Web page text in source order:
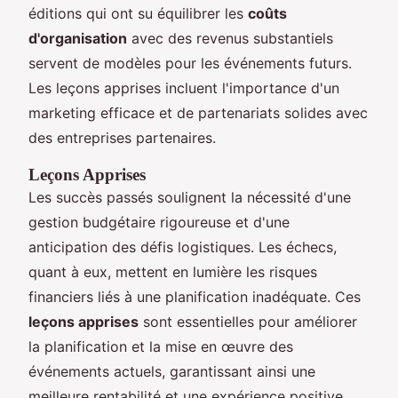
éditions qui ont su équilibrer les coûts
d'organisation avec des revenus substantiels
servent de modèles pour les événements futurs.
Les leçons apprises incluent l'importance d'un
marketing efficace et de partenariats solides avec
des entreprises partenaires.
Leçons Apprises
Les succès passés soulignent la nécessité d'une
gestion budgétaire rigoureuse et d'une
anticipation des défis logistiques. Les échecs,
quant à eux, mettent en lumière les risques
financiers liés à une planification inadéquate. Ces
leçons apprises sont essentielles pour améliorer
la planification et la mise en œuvre des
événements actuels, garantissant ainsi une